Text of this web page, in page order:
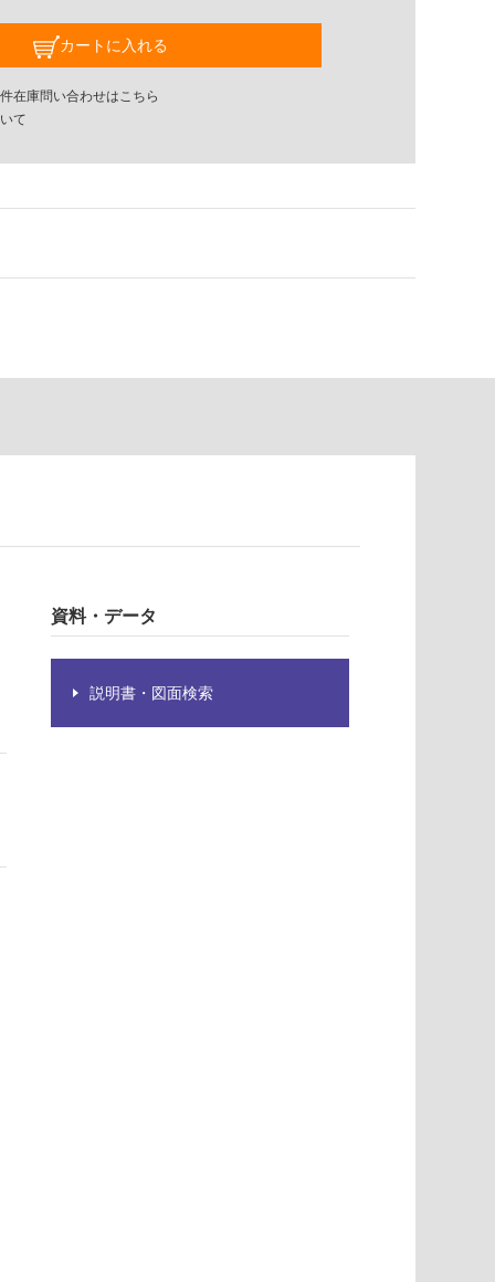
カートに入れる
在庫問い合わせはこちら
て
資料・データ
説明書・図面検索